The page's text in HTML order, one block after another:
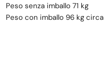
Peso senza imballo 71 kg
Peso con imballo 96 kg circa